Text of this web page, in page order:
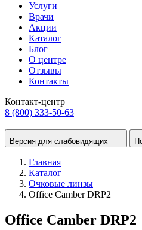
Услуги
Врачи
Акции
Каталог
Блог
О центре
Отзывы
Контакты
Контакт-центр
8 (800) 333-50-63
Версия для слабовидящих
Главная
Каталог
Очковые линзы
Office Camber DRP2
Office Camber DRP2